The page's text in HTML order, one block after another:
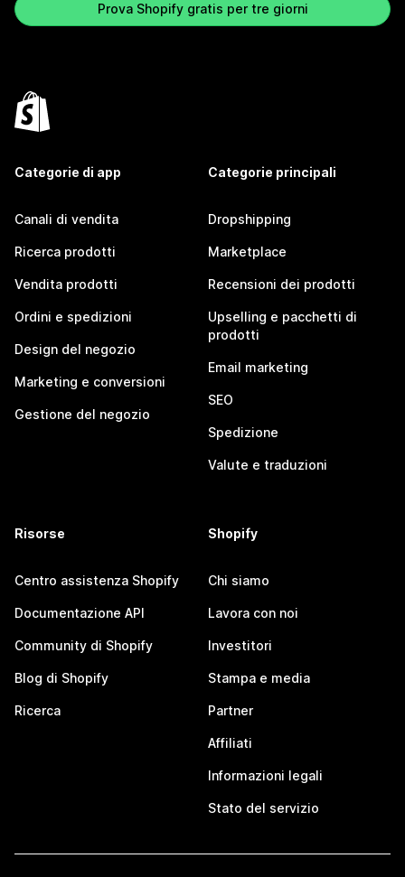
Prova Shopify gratis per tre giorni
Categorie di app
Canali di vendita
Ricerca prodotti
Vendita prodotti
Ordini e spedizioni
Design del negozio
Marketing e conversioni
Gestione del negozio
Categorie principali
Dropshipping
Marketplace
Recensioni dei prodotti
Upselling e pacchetti di
prodotti
Email marketing
SEO
Spedizione
Valute e traduzioni
Risorse
Centro assistenza Shopify
Documentazione API
Community di Shopify
Blog di Shopify
Ricerca
Shopify
Chi siamo
Lavora con noi
Investitori
Stampa e media
Partner
Affiliati
Informazioni legali
Stato del servizio